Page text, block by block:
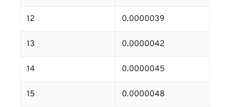
12 0.0000039
13 0.0000042
14 0.0000045
15 0.0000048